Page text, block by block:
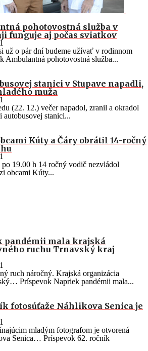
pohotovostná služba v
funguje aj počas sviatkov
už o pár dní budeme užívať v rodinnom
pohotovostná služba...
stanici v Stupave napadli,
muža
(22. 12.) večer napadol, zranil a okradol
stanici...
Kúty a Čáry obrátil 14-ročný
19.00 h 14 ročný vodič nezvládol
obcami Kúty...
pandémii mala krajská
ruchu Trnavský kraj
ruch náročný. Krajská organizácia
Príspevok Napriek pandémii mala...
fotosúťaže Náhlikova Senica je
mladým fotografom je otvorená
Senica… Príspevok 62. ročník